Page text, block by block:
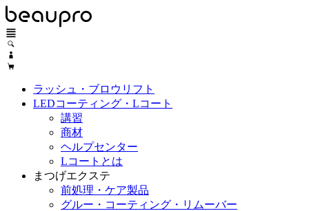
ラッシュ・ブロウリフト
LEDコーティング・Lコート
講習
商材
ヘルプセンター
Lコートとは
まつげエクステ
前処理・ケア製品
グルー・コーティング・リムーバー